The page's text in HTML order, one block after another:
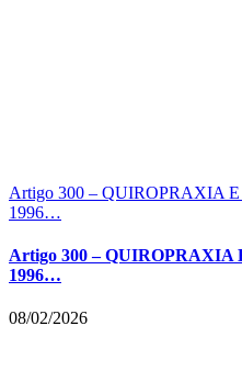
Artigo 300 – QUIROPRAXIA
1996…
Artigo 300 – QUIROPRAXIA
1996…
08/02/2026